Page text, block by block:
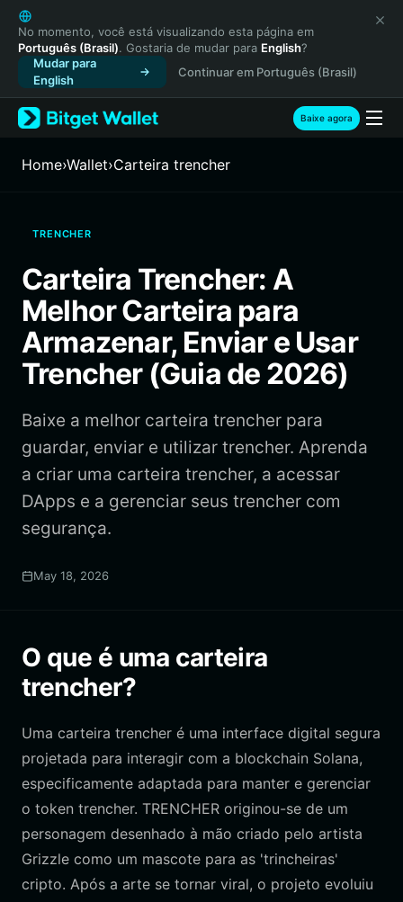
English
日本語
Tiếng Việt
Русский
Español (Latinoamérica)
Türkçe
Français
繁體中文
Bahasa Indonesia
ภาษาไทย
Español
Português (Brasil)
No momento, você está visualizando esta página em
Português (Brasil). Gostaria de mudar para English?
Mudar para
English
Continuar em Português (Brasil)
Baixe agora
Home›Wallet›Carteira trencher
TRENCHER
Carteira Trencher: A
Melhor Carteira para
Armazenar, Enviar e Usar
Trencher (Guia de 2026)
Baixe a melhor carteira trencher para
guardar, enviar e utilizar trencher. Aprenda
a criar uma carteira trencher, a acessar
DApps e a gerenciar seus trencher com
segurança.
May 18, 2026
O que é uma carteira
trencher?
Uma carteira trencher é uma interface digital segura
projetada para interagir com a blockchain Solana,
especificamente adaptada para manter e gerenciar
o token trencher. TRENCHER originou-se de um
personagem desenhado à mão criado pelo artista
Grizzle como um mascote para as 'trincheiras'
cripto. Após a arte se tornar viral, o projeto evoluiu